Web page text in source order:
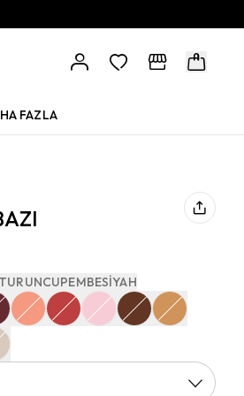
FAZLA
TURUNCUPEMBESIYAH